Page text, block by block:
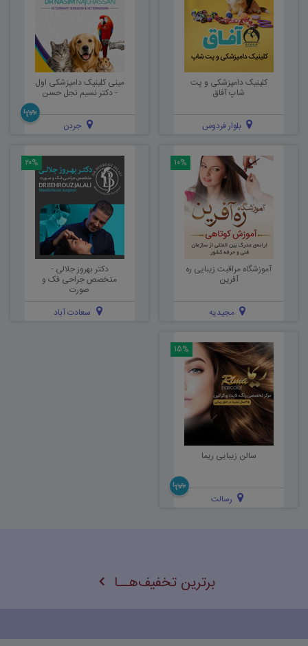
کلینیک دامپزشکی و پت
شاپ آفاق
بلوار فردوس
مینی کلینیک دامپزشکی اول
- دکتر نسیم نجل حسن
جردن
آموزشگاه مراقبت زیبایی ره
آفرین
۱۰%
مجیدیه
دکتر بهروز جلالی -
متخصص جراحی فک و
صورت
۲۰%
سعادت آباد
سالن زیبایی ریما
۱۵%
رسالت
برترین تخفیف‌هــا